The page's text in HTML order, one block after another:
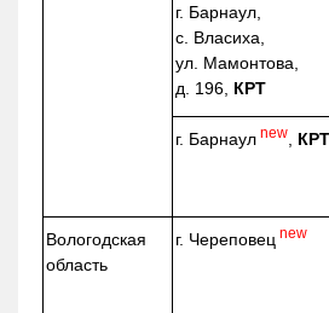
г. Барнаул,
с. Власиха,
ул. Мамонтова,
д. 196, КРТ
г. Барнаул new КРТ
Вологодская
область
г. Череповец new